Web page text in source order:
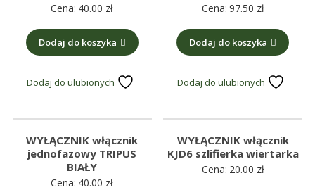
Cena: 40.00 zł
Dodaj do koszyka
Dodaj do ulubionych
Cena: 97.50 zł
Dodaj do koszyka
Dodaj do ulubionych
WYŁĄCZNIK włącznik
jednofazowy TRIPUS
BIAŁY
Cena: 40.00 zł
WYŁĄCZNIK włącznik
KJD6 szlifierka wiertarka
Cena: 20.00 zł